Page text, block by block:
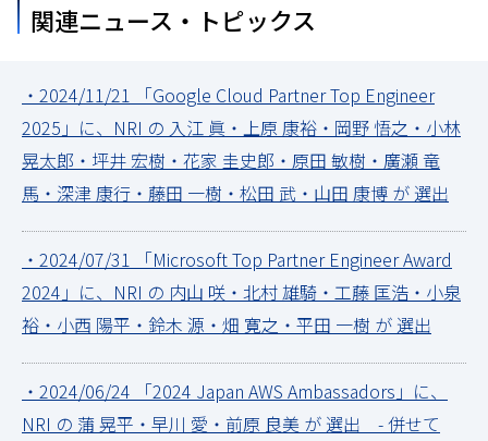
関連ニュース・トピックス
・2024/11/21 「Google Cloud Partner Top Engineer
2025」に、NRI の 入江 眞・上原 康裕・岡野 悟之・小林
晃太郎・坪井 宏樹・花家 圭史郎・原田 敏樹・廣瀬 竜
馬・深津 康行・藤田 一樹・松田 武・山田 康博 が 選出
・2024/07/31 「Microsoft Top Partner Engineer Award
2024」に、NRI の 内山 咲・北村 雄騎・工藤 匡浩・小泉
裕・小西 陽平・鈴木 源・畑 寛之・平田 一樹 が 選出
・2024/06/24 「2024 Japan AWS Ambassadors」に、
NRI の 蒲 晃平・早川 愛・前原 良美 が 選出 - 併せて